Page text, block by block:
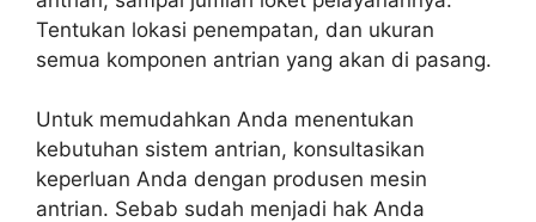
Tentukan lokasi penempatan, dan ukuran
semua komponen antrian yang akan di pasang.
Untuk memudahkan Anda menentukan
kebutuhan sistem antrian, konsultasikan
keperluan Anda dengan produsen mesin
antrian. Sebab sudah menjadi hak Anda